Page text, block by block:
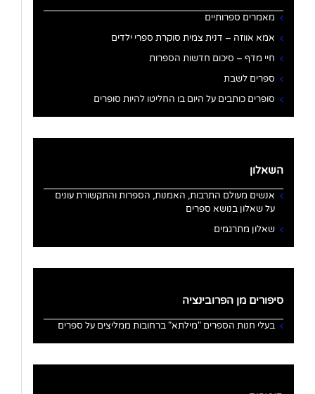
מאמרים ספרותיים
אמא אווזה – דנית צמית סוקרת ספרי ילדים
חיי מדף – סיכום חדשות הספרות
ספרים לשבת
סופרים כותבים על היום בו החליטו להיות סופרים
השאלון
אנשים מעולם התרבות, האמנות, הספרות והתקשורת עונים
על שאלון בנושא ספרים
שאלון מתרגמים
סיפורים מן הפרובינציה
בעלי חנות הספרים "מילתא" ברחובות ממליצים על ספרים